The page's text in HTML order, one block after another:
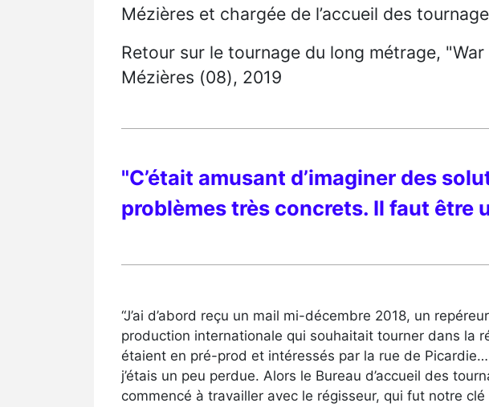
Mézières et chargée de l’accueil des
Retour sur le tournage du long métrage,
Mézières (08), 2019
"C’était amusant d’imaginer des
problèmes très concrets. Il faut être
“J’ai d’abord reçu un mail mi-décembre 2018, un
production internationale qui souhaitait tourner dans la
étaient en pré-prod et intéressés par la rue de
j’étais un peu perdue. Alors le Bureau d’accueil des
commencé à travailler avec le régisseur, qui fut notre